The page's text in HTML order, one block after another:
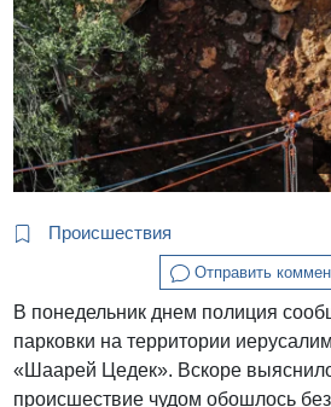
Происшествия
Отправить
В понедельник днем полиция
парковки на территории
«Шаарей Цедек». Вскоре
происшествие чудом обошлось